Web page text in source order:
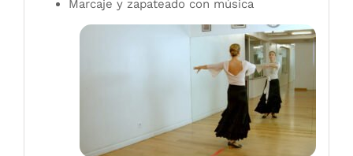
Marcaje y zapateado con música